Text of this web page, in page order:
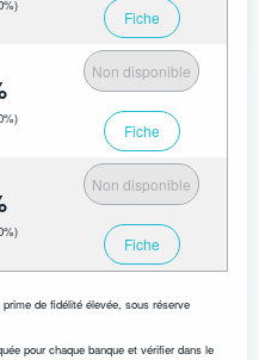
Fiche
Non disponible
Fiche
Non disponible
Fiche
de fidélité élevée, sous réserve
pour chaque banque et vérifier dans le